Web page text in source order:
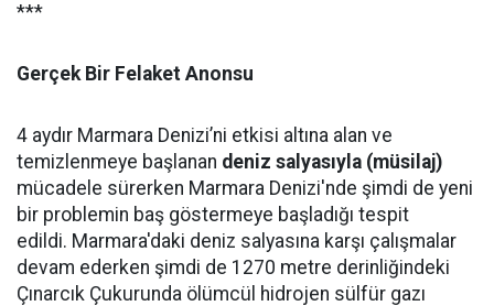
***
Gerçek Bir Felaket Anonsu
4 aydır Marmara Denizi’ni etkisi altına alan ve
temizlenmeye başlanan deniz salyasıyla (müsilaj)
mücadele sürerken Marmara Denizi'nde şimdi de yeni
bir problemin baş göstermeye başladığı tespit
edildi. Marmara'daki deniz salyasına karşı çalışmalar
devam ederken şimdi de 1270 metre derinliğindeki
Çınarcık Çukurunda ölümcül hidrojen sülfür gazı